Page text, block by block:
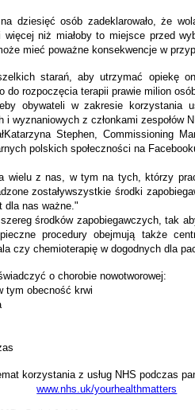
dziesięć osób zadeklarowało, że
niż miałoby to miejsce przed
mieć poważne konsekwencje w
starań, aby utrzymać opiekę
do rozpoczęcia terapii prawie milion
obywateli w zakresie korzystania
i wyznaniowych z członkami zespołów
Stephen, Commissioning
polskich społeczności na
wielu z nas, w tym na tych, którzy
zostaływszystkie środki
dla nas ważne."
szereg środków zapobiegawczych, tak
procedury obejmują także
czy chemioterapię w dogodnych dla
o chorobie nowotworowej:
tym obecność krwi
korzystania z usług NHS podczas
www.nhs.uk/yourhealthmatters